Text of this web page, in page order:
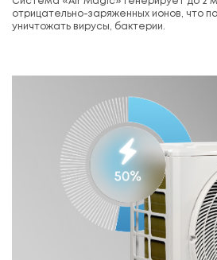
отрицательно-заряженных ионов, что
уничтожать вирусы, бактерии.